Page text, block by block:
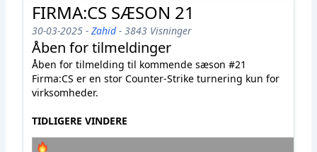
FIRMA:CS SÆSON 21
30-03-2025 - Zahid- 3843 Visninger
Åben for tilmeldinger
Åben for tilmelding til kommende sæson #21
Firma:CS er en stor Counter-Strike turnering kun for
virksomheder.
TIDLIGERE VINDERE